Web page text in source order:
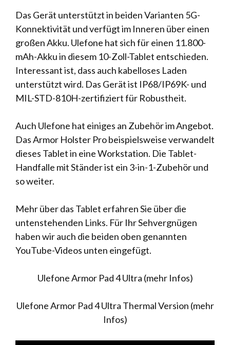
Das Gerät unterstützt in beiden Varianten 5G-
Konnektivität und verfügt im Inneren über einen
großen Akku. Ulefone hat sich für einen 11.800-
mAh-Akku in diesem 10-Zoll-Tablet entschieden.
Interessant ist, dass auch kabelloses Laden
unterstützt wird. Das Gerät ist IP68/IP69K- und
MIL-STD-810H-zertifiziert für Robustheit.
Auch Ulefone hat einiges an Zubehör im Angebot.
Das Armor Holster Pro beispielsweise verwandelt
dieses Tablet in eine Workstation. Die Tablet-
Handfalle mit Ständer ist ein 3-in-1-Zubehör und
so weiter.
Mehr über das Tablet erfahren Sie über die
untenstehenden Links. Für Ihr Sehvergnügen
haben wir auch die beiden oben genannten
YouTube-Videos unten eingefügt.
Ulefone Armor Pad 4 Ultra (mehr Infos)
Ulefone Armor Pad 4 Ultra Thermal Version (mehr
Infos)